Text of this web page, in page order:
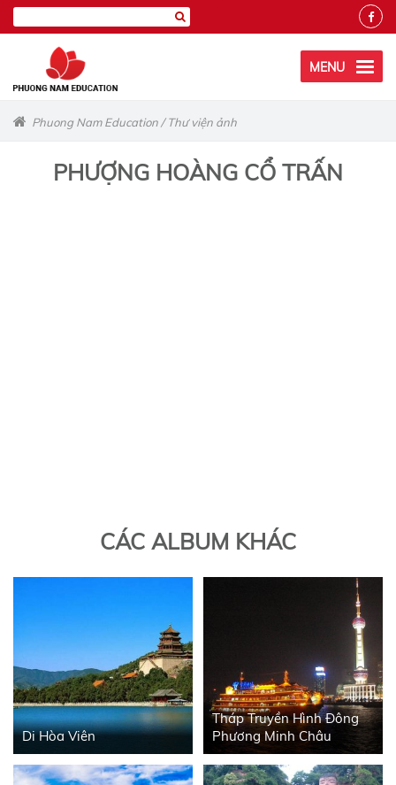
MENU
Phuong Nam Education/Thư viện ảnh
PHƯỢNG HOÀNG CỔ TRẤN
CÁC ALBUM KHÁC
Di Hòa Viên
Tháp Truyền Hình Đông
Phương Minh Châu